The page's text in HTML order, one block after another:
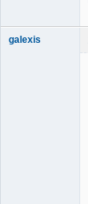
galexis